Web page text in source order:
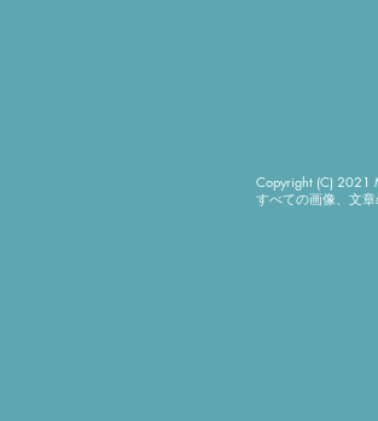
Copyright (C) 2021
すべての画像、文章